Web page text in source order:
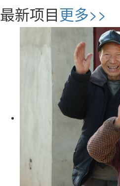
最新项目更多>>